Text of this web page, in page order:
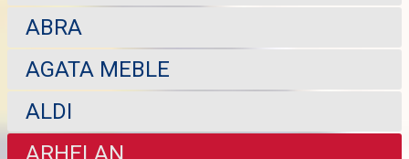
ABRA
AGATA MEBLE
ALDI
ARHELAN